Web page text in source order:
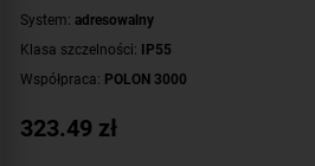
System: adresowalny
Klasa szczelności: IP55
Współpraca: POLON 3000
Kolor obudowy:
323.49 zł